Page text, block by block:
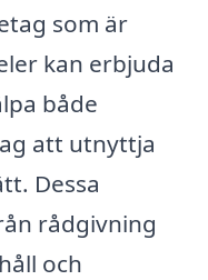
som är
kan erbjuda
både
att utnyttja
Dessa
rådgivning
och